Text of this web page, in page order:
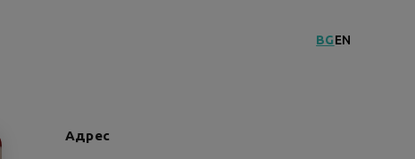
BGEN
Адрес